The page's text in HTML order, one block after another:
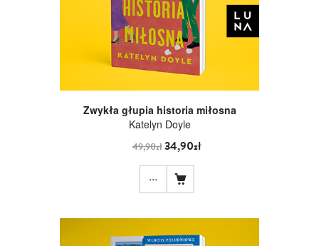
Zwykła głupia historia miłosna
Katelyn Doyle
49,90zł34,90zł
...